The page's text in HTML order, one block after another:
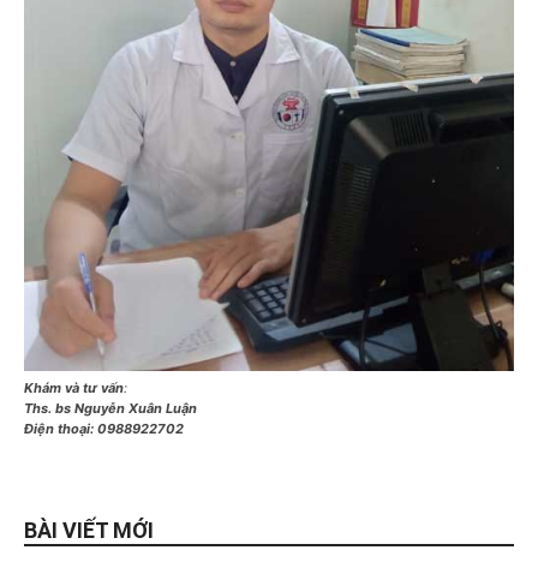
Khám và tư vấn:
Ths. bs Nguyễn Xuân Luận
Điện thoại: 0988922702
BÀI VIẾT MỚI